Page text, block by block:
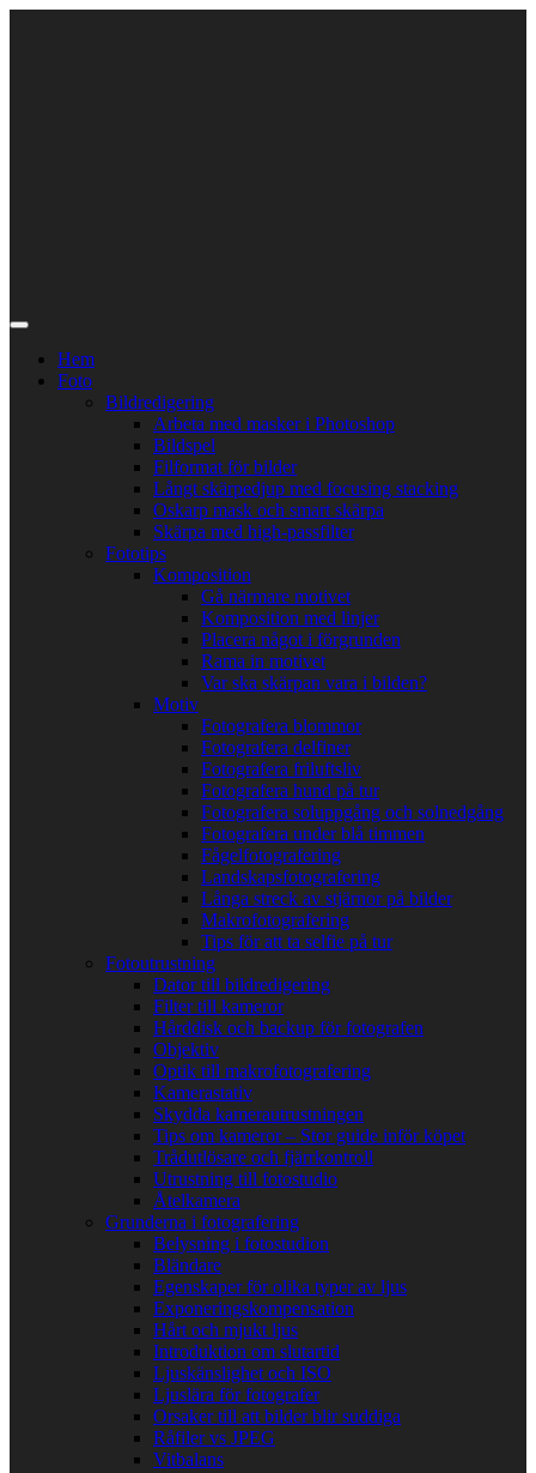
Hem
Foto
Bildredigering
Arbeta med masker i Photoshop
Bildspel
Filformat för bilder
Långt skärpedjup med focusing stacking
Oskarp mask och smart skärpa
Skärpa med high-passfilter
Fototips
Komposition
Gå närmare motivet
Komposition med linjer
Placera något i förgrunden
Rama in motivet
Var ska skärpan vara i bilden?
Motiv
Fotografera blommor
Fotografera delfiner
Fotografera friluftsliv
Fotografera hund på tur
Fotografera soluppgång och solnedgång
Fotografera under blå timmen
Fågelfotografering
Landskapsfotografering
Långa streck av stjärnor på bilder
Makrofotografering
Tips för att ta selfie på tur
Fotoutrustning
Dator till bildredigering
Filter till kameror
Hårddisk och backup för fotografen
Objektiv
Optik till makrofotografering
Kamerastativ
Skydda kamerautrustningen
Tips om kameror – Stor guide inför köpet
Trådutlösare och fjärrkontroll
Utrustning till fotostudio
Åtelkamera
Grunderna i fotografering
Belysning i fotostudion
Bländare
Egenskaper för olika typer av ljus
Exponeringskompensation
Hårt och mjukt ljus
Introduktion om slutartid
Ljuskänslighet och ISO
Ljuslära för fotografer
Orsaker till att bilder blir suddiga
Råfiler vs JPEG
Vitbalans